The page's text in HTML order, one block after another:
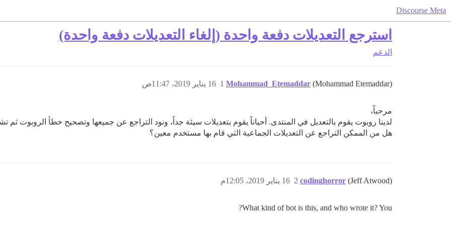
Discourse Meta
استرجع التعديلات دفعة واحدة (إلغاء التعديلات دفعة واحدة)
الدعم
Mohammad_Etemaddar (Mohammad Etemaddar) 16 يناير 2019، 11:47ص 1
مرحباً،
لدينا روبوت يقوم بالتعديل في المنتدى. أحياناً يقوم بتعديلات سيئة جداً، ونود التراجع عن جميعها وتصحيح خطأ الروبوت ثم
هل من الممكن التراجع عن التعديلات الجماعية التي قام بها مستخدم معين؟
codinghorror (Jeff Atwood) 16 يناير 2019، 12:05م 2
What kind of bot is this, and who wrote it? You?